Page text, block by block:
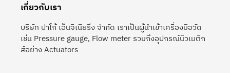
เกี่ยวกับเรา
บริษัท ปาโก้ เอ็นจิเนียริ่ง จำกัด เราเป็นผู้นำเข้าเครื่องมือวัด
เช่น Pressure gauge, Flow meter รวมถึงอุปกรณ์นิวเมติก
ส์อย่าง Actuators